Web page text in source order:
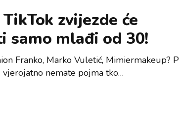
zvijezde će
samo mlađi od 30!
Franko, Marko Vuletić, Mimiermakeup?
nemate pojma tko…